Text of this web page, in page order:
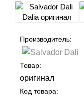
Производитель:
Товар:
оригинал
Код товара: